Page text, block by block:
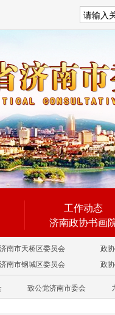
工作动态
济南政协书画
南市天桥区委员会 政
南市钢城区委员会 政
致公党济南市委会